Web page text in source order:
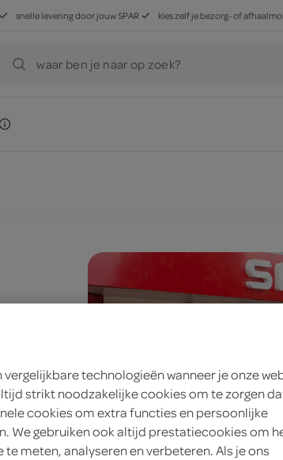
snelle levering door jouw SPAR kies zelf je bezorg- of
waar ben je naar op zoek?
vergelijkbare technologieën wanneer je onze
strikt noodzakelijke cookies om te zorgen
cookies om extra functies en persoonlijke
We gebruiken ook altijd prestatiecookies om
te meten, analyseren en verbeteren. Als je ons